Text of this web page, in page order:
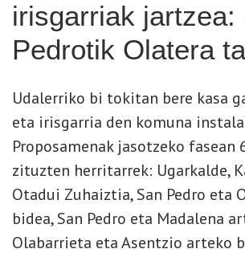
irisgarriak jartzea:
Pedrotik Olatera
Udalerriko bi tokitan bere kasa
eta irisgarria den komuna
Proposamenak jasotzeko fasean
zituzten herritarrek: Ugarkalde,
Otadui Zuhaiztia, San Pedro eta
bidea, San Pedro eta Madalena
Olabarrieta eta Asentzio arteko